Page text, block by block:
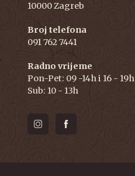
10000 Zagreb
Broj telefona
091 762 7441
Radno vrijeme
Pon-Pet: 09 -14h i 16 - 19h
Sub: 10 - 13h